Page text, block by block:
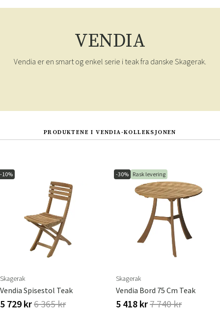
VENDIA
Vendia er en smart og enkel serie i teak fra danske Skagerak.
PRODUKTENE I VENDIA-KOLLEKSJONEN
-10%
Skagerak
Vendia Spisestol Teak
5 729 kr6 365 kr
-30% Rask levering
Skagerak
Vendia Bord 75 Cm Teak
5 418 kr7 740 kr